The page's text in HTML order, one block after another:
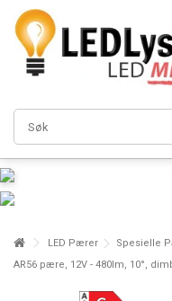
LED Pærer Spesielle
AR56 pære, 12V - 480lm, 10°,